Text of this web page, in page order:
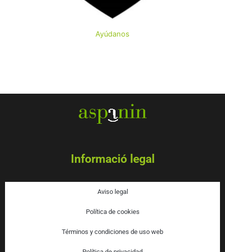
LA CALIDAD DE VIDA DE
LAS PERSONAS CONAyúdanos
Informació legal
Aviso legal
Política de cookies
Términos y condiciones de uso web